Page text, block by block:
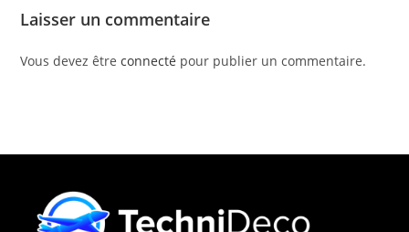
Laisser un commentaire
Vous devez êtreconnecté pour publier un commentaire.